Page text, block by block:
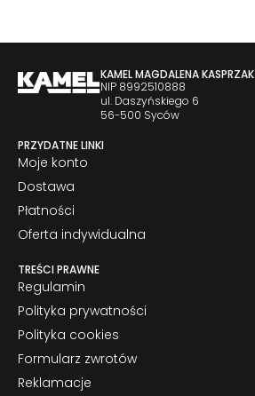
KAMEL MAGDALENA KASPRZAK
NIP 8992510888
ul. Daszyńskiego 6
56-500 Syców
PRZYDATNE LINKI
Moje konto
Dostawa
Płatności
Oferta indywidualna
TREŚCI PRAWNE
Regulamin
Polityka prywatności
Polityka cookies
Formularz zwrotów
Reklamacje